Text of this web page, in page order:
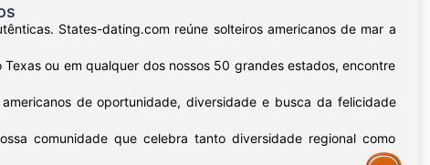
States-dating.com reúne solteiros americanos de mar a
ou em qualquer dos nossos 50 grandes estados, encontre
de oportunidade, diversidade e busca da felicidade
comunidade que celebra tanto diversidade regional como